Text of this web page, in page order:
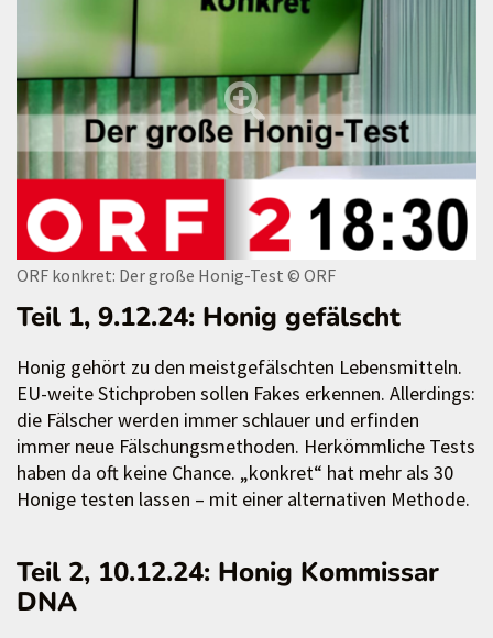
ORF konkret: Der große Honig-Test © ORF
Teil 1, 9.12.24: Honig gefälscht
Honig gehört zu den meistgefälschten Lebensmitteln.
EU-weite Stichproben sollen Fakes erkennen. Allerdings:
die Fälscher werden immer schlauer und erfinden
immer neue Fälschungsmethoden. Herkömmliche Tests
haben da oft keine Chance. „konkret“ hat mehr als 30
Honige testen lassen – mit einer alternativen Methode.
Teil 2, 10.12.24: Honig Kommissar
DNA